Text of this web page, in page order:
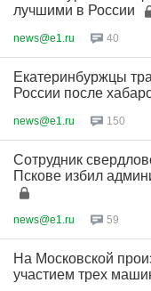
лучшими в России
news@e1.ru 40
Екатеринбуржцы
России после
news@e1.ru 150
Сотрудник
Пскове избил
news@e1.ru 59
На Московской
участием трех